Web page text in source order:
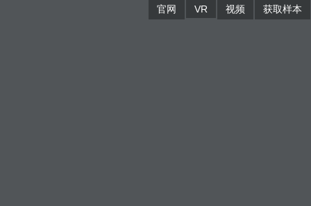
官网 VR 视频 获取样本